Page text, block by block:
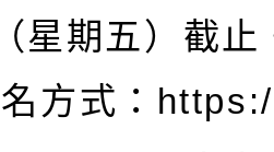
星期五）截止
方式：